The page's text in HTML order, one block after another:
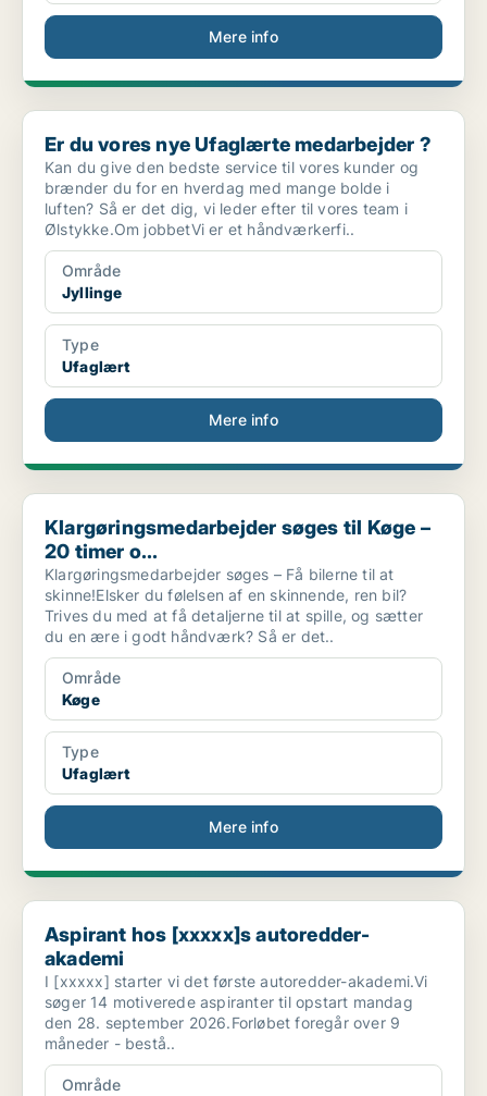
Mere info
Er du vores nye Ufaglærte medarbejder ?
Er du vores nye Ufaglærte medarbejder ?
Kan du give den bedste service til vores kunder og
brænder du for en hverdag med mange bolde i
luften? Så er det dig, vi leder efter til vores team i
Ølstykke.Om jobbetVi er et håndværkerfi..
Område
Jyllinge
Type
Ufaglært
Mere info
Klargøringsmedarbejder søges til Køge – 20 timer o...
Klargøringsmedarbejder søges til Køge –
20 timer o...
Klargøringsmedarbejder søges – Få bilerne til at
skinne!Elsker du følelsen af en skinnende, ren bil?
Trives du med at få detaljerne til at spille, og sætter
du en ære i godt håndværk? Så er det..
Område
Køge
Type
Ufaglært
Mere info
Aspirant hos [xxxxx]s autoredder-akademi
Aspirant hos [xxxxx]s autoredder-
akademi
I [xxxxx] starter vi det første autoredder-akademi.Vi
søger 14 motiverede aspiranter til opstart mandag
den 28. september 2026.Forløbet foregår over 9
måneder - bestå..
Område